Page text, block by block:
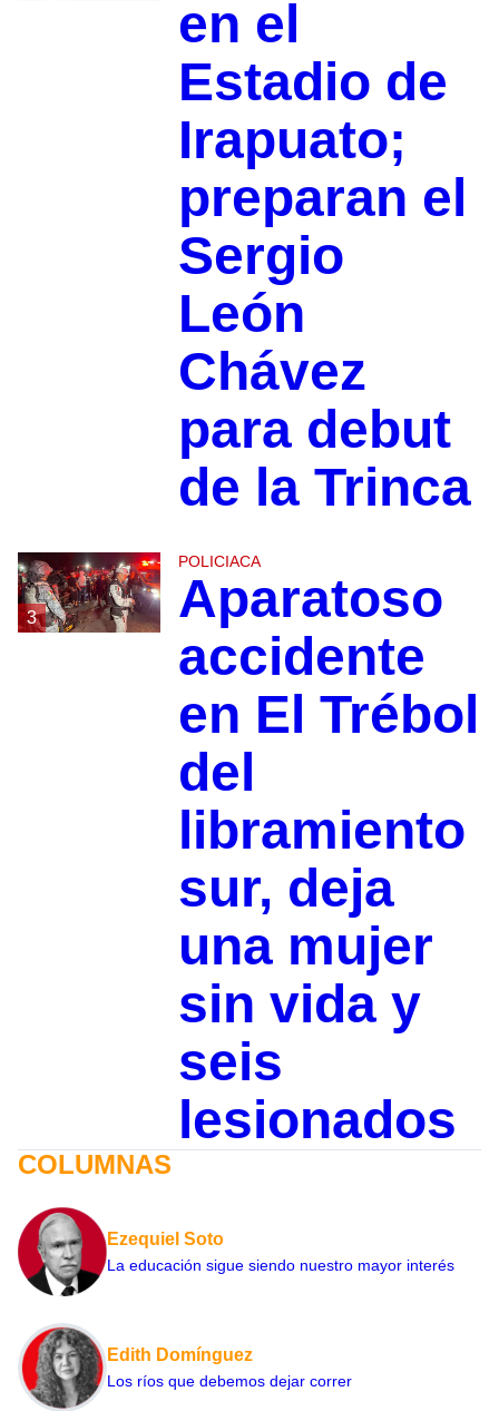
en el
Estadio de
Irapuato;
preparan el
Sergio
León
Chávez
para debut
de la Trinca
3
POLICIACA
Aparatoso
accidente
en El Trébol
del
libramiento
sur, deja
una mujer
sin vida y
seis
lesionados
COLUMNAS
Ezequiel Soto
La educación sigue siendo nuestro mayor interés
Edith Domínguez
Los ríos que debemos dejar correr